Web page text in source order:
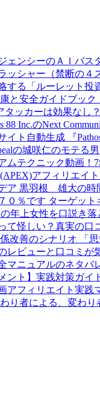
ェンシーのＡＩバス
ッシャー（禁断の
する「ルーレット投
と安全ガイドブッ
タッカーは効果なし
88 Inc.のNext
イト自動生成 『
の城咲仁のモテる
ムテクニック動画！
アフィリエイ
ア 黒羽根 雄大の
０％です ターゲッ
年上女性を口説き
怪しい？真実の口
改善のシナリオ 「
レビューと口コミが
マニュアルのネタバ
ント】実践対策ガ
アフィリエイト実
り者による、変わ